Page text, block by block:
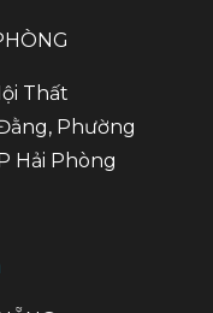
Thất
Phường
Hải Phòng